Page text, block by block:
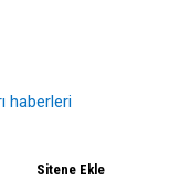
haberleri